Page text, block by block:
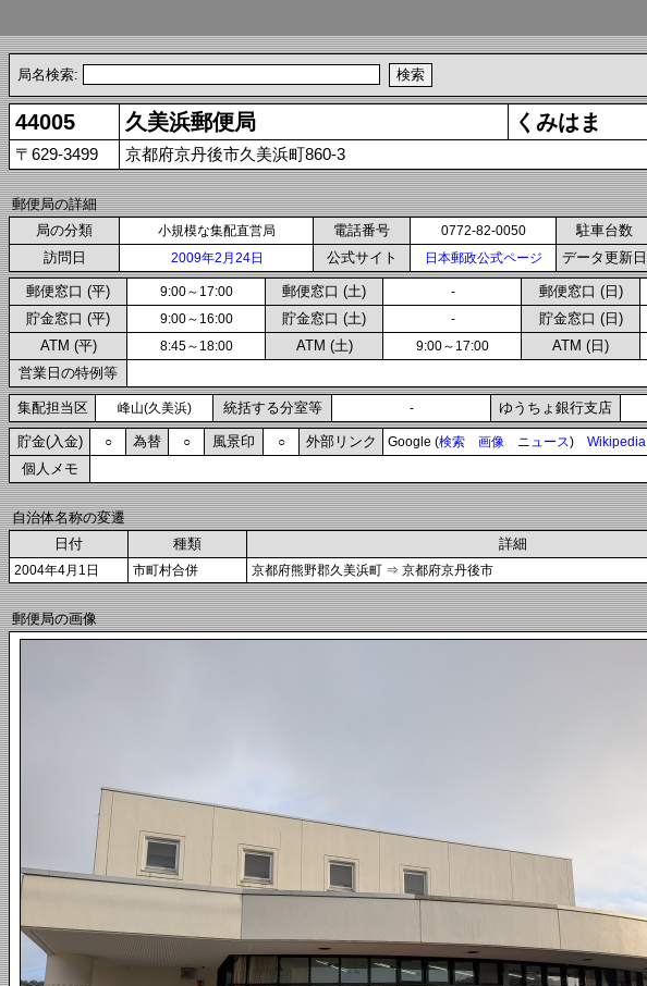
局名検索:
44005 久美浜郵便局 くみはま
〒629-3499 京都府京丹後市久美浜町860-3
郵便局の詳細
局の分類
小規模な集配直営局 電話番号 0772-82-0050 駐車台数
訪問日 2009年2月24日 公式サイト 日本郵政公式ページ データ更新日
郵便窓口 (平) 9:00～17:00 郵便窓口 (土) - 郵便窓口 (日)
貯金窓口 (平) 9:00～16:00 貯金窓口 (土) - 貯金窓口 (日)
ATM (平) 8:45～18:00 ATM (土) 9:00～17:00 ATM (日)
営業日の特例等
集配担当区 峰山(久美浜) 統括する分室等 - ゆうちょ銀行支店
貯金(入金) ○ 為替 ○ 風景印 ○ 外部リンク Google (検索 画像 ニュース) Wikipedia
個人メモ
自治体名称の変遷
日付
種類 詳細
2004年4月1日 市町村合併 京都府熊野郡久美浜町 ⇒ 京都府京丹後市
郵便局の画像